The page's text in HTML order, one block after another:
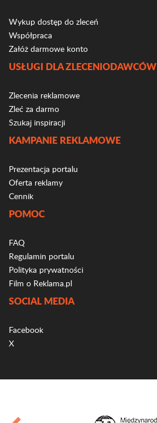
Wykup dostęp do zleceń
Współpraca
Załóż darmowe konto
USŁUGI DLA ZLECENIODAWCÓW
Zlecenia reklamowe
Zleć za darmo
Szukaj inspiracji
KAMPANIE REKLAMOWE
Prezentacja portalu
Oferta reklamy
Cennik
POMOC
FAQ
Regulamin portalu
Polityka prywatności
Film o Reklama.pl
SOCIAL MEDIA
Facebook
X